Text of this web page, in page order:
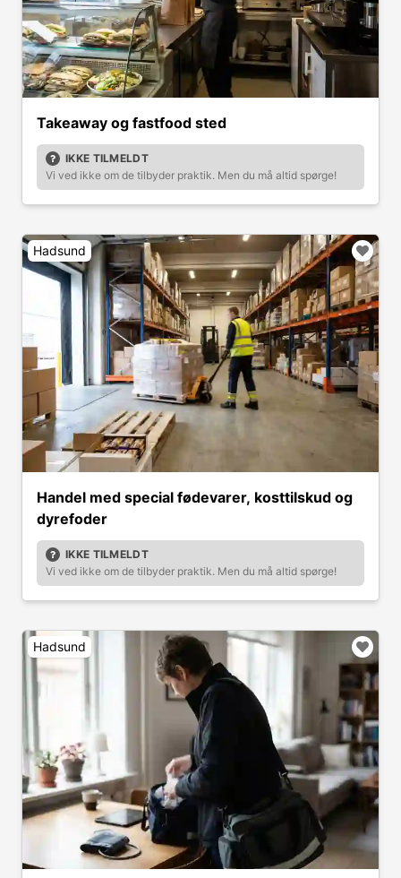
Takeaway og fastfood sted
IKKE TILMELDT
Vi ved ikke om de tilbyder praktik. Men du må altid spørge!
Hadsund
Handel med special fødevarer, kosttilskud og
dyrefoder
IKKE TILMELDT
Vi ved ikke om de tilbyder praktik. Men du må altid spørge!
Hadsund